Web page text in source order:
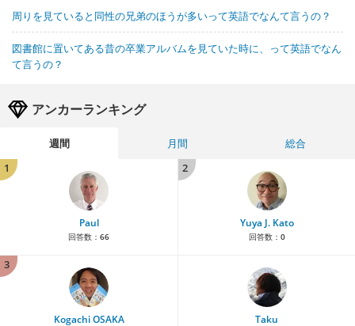
周りを見ていると同性の兄弟のほうが多いって英語でなんて言うの？
図書館に置いてある昔の卒業アルバムを見ていた時に、って英語でなん
て言うの？
アンカーランキング
週間 月間
総合
1
Paul
回答数： 66
2
Yuya J. Kato
回答数： 0
3
Kogachi OSAKA Taku